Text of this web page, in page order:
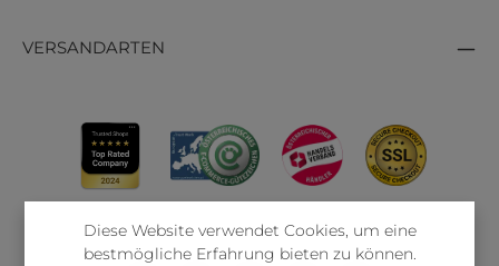
VERSANDARTEN
Diese Website verwendet Cookies, um eine
bestmögliche Erfahrung bieten zu können.